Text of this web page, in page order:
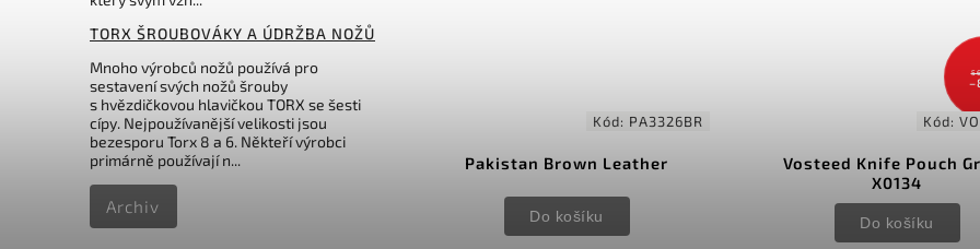
TORX ŠROUBOVÁKY A ÚDRŽBA NOŽŮ
Mnoho výrobců nožů používá pro
sestavení svých nožů šrouby
s hvězdičkovou hlavičkou TORX se šesti
cípy. Nejpoužívanější velikosti jsou
bezesporu Torx 8 a 6. Někteří výrobci
primárně používají n...
Archiv
599 Kč
Kód:4.0838.4
Victorinox pouzdro pro
Kód: PA3326BR
Pakistan Brown Leather
Do košíku
Kód:
Vosteed Knife Pouch
X0134
Do košíku